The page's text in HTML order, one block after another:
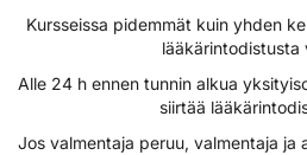
​​​​​​​Kursseissa pidemmät kuin yhden
lääkärintodistusta
Alle 24 h ennen tunnin alkua
siirtää
Jos valmentaja peruu, valmentaja ja